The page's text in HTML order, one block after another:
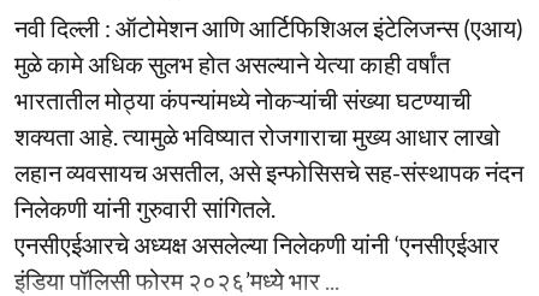
नवी दिल्ली : ऑटोमेशन आणि आर्टिफिशिअल इंटेलिजन्स (एआय)
मुळे कामे अधिक सुलभ होत असल्याने येत्या काही वर्षांत
भारतातील मोठ्या कंपन्यांमध्ये नोकऱ्यांची संख्या घटण्याची
शक्यता आहे. त्यामुळे भविष्यात रोजगाराचा मुख्य आधार लाखो
लहान व्यवसायच असतील, असे इन्फोसिसचे सह-संस्थापक नंदन
निलेकणी यांनी गुरुवारी सांगितले.
एनसीएईआरचे अध्यक्ष असलेल्या निलेकणी यांनी ‘एनसीएईआर
इंडिया पॉलिसी फोरम २०२६’मध्ये भार ...